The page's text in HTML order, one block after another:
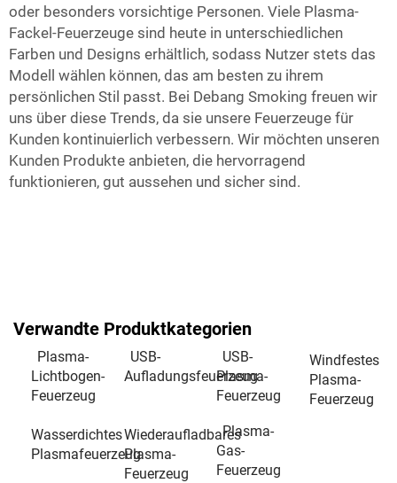
oder besonders vorsichtige Personen. Viele Plasma-
Fackel-Feuerzeuge sind heute in unterschiedlichen
Farben und Designs erhältlich, sodass Nutzer stets das
Modell wählen können, das am besten zu ihrem
persönlichen Stil passt. Bei Debang Smoking freuen wir
uns über diese Trends, da sie unsere Feuerzeuge für
Kunden kontinuierlich verbessern. Wir möchten unseren
Kunden Produkte anbieten, die hervorragend
funktionieren, gut aussehen und sicher sind.
Verwandte Produktkategorien
Plasma-
Lichtbogen-
Feuerzeug
USB-
Aufladungsfeuerzeug
USB-
Plasma-
Feuerzeug
Windfestes
Plasma-
Feuerzeug
Wasserdichtes
Plasmafeuerzeug
Wiederaufladbares
Plasma-
Feuerzeug
Plasma-
Gas-
Feuerzeug